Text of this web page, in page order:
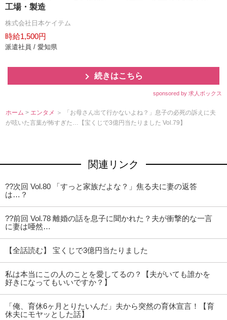
工場・製造
株式会社日本ケイテム
時給1,500円
派遣社員 / 愛知県
続きはこちら
sponsored by 求人ボックス
ホーム > エンタメ ＞ 「お母さん出て行かないよね？」息子の必死の訴えに夫
が呟いた言葉が怖すぎた…【宝くじで3億円当たりました Vol.79】
関連リンク
??次回 Vol.80 「すっと家族だよな？」焦る夫に妻の返答
は…？
??前回 Vol.78 離婚の話を息子に聞かれた？夫が衝撃的な一言
に妻は唖然…
【全話読む】 宝くじで3億円当たりました
私は本当にこの人のことを愛してるの？【夫がいても誰かを
好きになってもいいですか？】
「俺、育休6ヶ月とりたいんだ」夫から突然の育休宣言！【育
休夫にモヤッとした話】